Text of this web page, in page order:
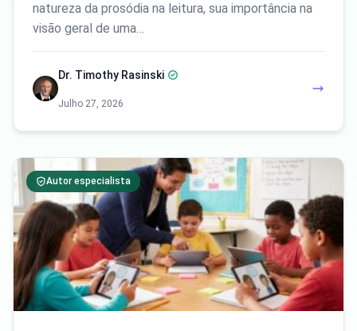
natureza da prosódia na leitura, sua importância na
visão geral de uma…
Dr. Timothy Rasinski
Julho 27, 2026
Autor especialista